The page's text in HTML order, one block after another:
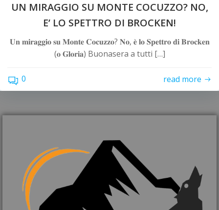
UN MIRAGGIO SU MONTE COCUZZO? NO,
E’ LO SPETTRO DI BROCKEN!
𝐔𝐧 𝐦𝐢𝐫𝐚𝐠𝐠𝐢𝐨 𝐬𝐮 𝐌𝐨𝐧𝐭𝐞 𝐂𝐨𝐜𝐮𝐳𝐳𝐨? 𝐍𝐨, 𝐞̀ 𝐥𝐨 𝐒𝐩𝐞𝐭𝐭𝐫𝐨 𝐝𝐢 𝐁𝐫𝐨𝐜𝐤𝐞𝐧
(𝐨 𝐆𝐥𝐨𝐫𝐢𝐚) Buonasera a tutti […]
0 read more